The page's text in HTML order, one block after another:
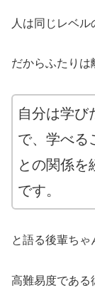
人は同じレベル
だからふたりは
自分は学び
で、学べる
との関係を
です。
と語る後輩ちゃ
高難易度である